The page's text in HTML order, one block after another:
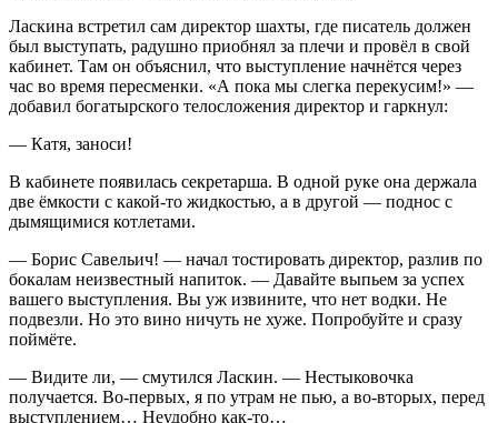
Ласкина встретил сам директор шахты, где писатель должен
был выступать, радушно приобнял за плечи и провёл в свой
кабинет. Там он объяснил, что выступление начнётся через
час во время пересменки. «А пока мы слегка перекусим!» —
добавил богатырского телосложения директор и гаркнул:
— Катя, заноси!
В кабинете появилась секретарша. В одной руке она держала
две ёмкости с какой-то жидкостью, а в другой — поднос с
дымящимися котлетами.
— Борис Савельич! — начал тостировать директор, разлив по
бокалам неизвестный напиток. — Давайте выпьем за успех
вашего выступления. Вы уж извините, что нет водки. Не
подвезли. Но это вино ничуть не хуже. Попробуйте и сразу
поймёте.
— Видите ли, — смутился Ласкин. — Нестыковочка
получается. Во-первых, я по утрам не пью, а во-вторых, перед
выступлением… Неудобно как-то…